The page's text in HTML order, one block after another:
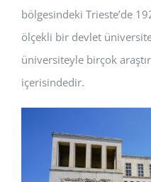
bölgesindeki Trieste’de
ölçekli bir devlet
üniversiteyle birçok
içerisindedir.